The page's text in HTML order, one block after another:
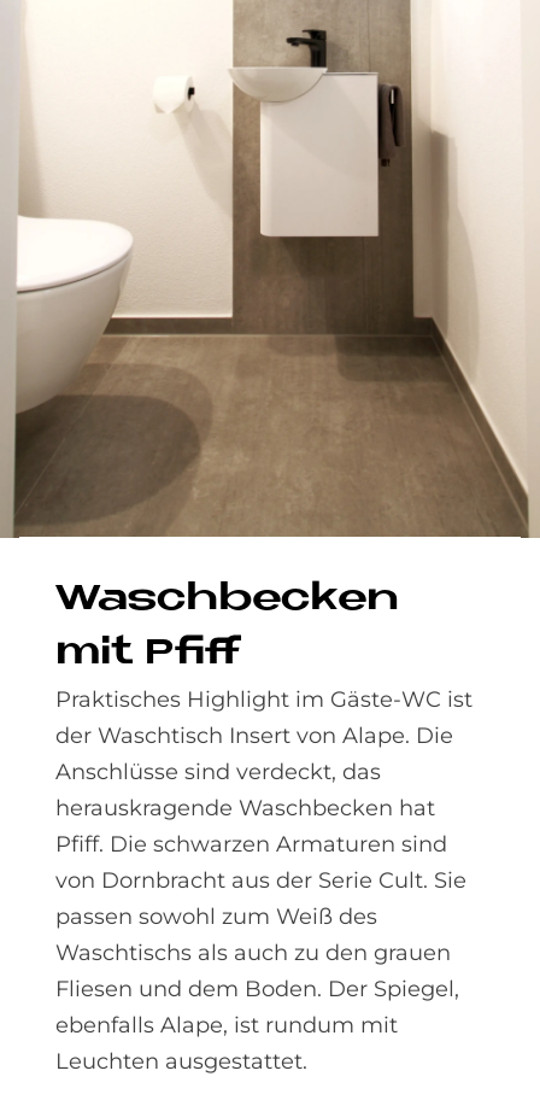
Wasch­becken
mit Pfiff
Praktisches Highlight im Gäste-WC ist
der Waschtisch Insert von Alape. Die
Anschlüsse sind verdeckt, das
herauskragende Waschbecken hat
Pfiff. Die schwarzen Armaturen sind
von Dornbracht aus der Serie Cult. Sie
passen sowohl zum Weiß des
Waschtischs als auch zu den grauen
Fliesen und dem Boden. Der Spiegel,
ebenfalls Alape, ist rundum mit
Leuchten ausgestattet.